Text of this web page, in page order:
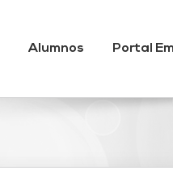
Alumnos Portal